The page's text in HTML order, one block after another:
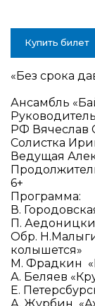
Купить билет
«Без срока
Ансамбль
РФ Вячеслав
Солистка
Ведущая
6+
Программа:
В.
П.
Обр.
колышется»
М. Фрадкин
А. Беляев
Е.